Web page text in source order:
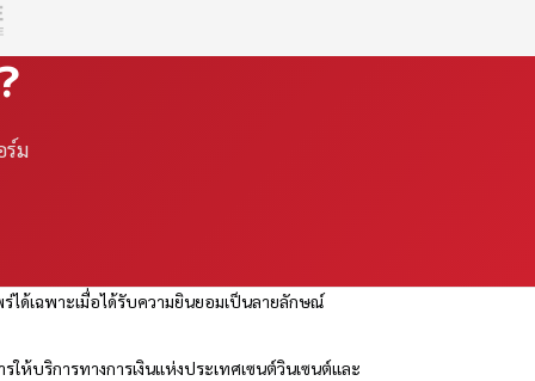
ร์ม
ได้เฉพาะเมื่อได้รับความยินยอมเป็นลายลักษณ์
ห้บริการทางการเงินแห่งประเทศเซนต์วินเซนต์และ